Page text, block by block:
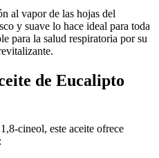
al vapor de las hojas del
y suave lo hace ideal para toda
para la salud respiratoria por su
de Eucalipto
cineol, este aceite ofrece